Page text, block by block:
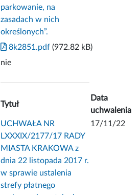
parkowanie, na
zasadach w nich
określonych”.
8k2851.pdf (972.82 kB)
nie
Tytuł
Data
uchwalenia
UCHWAŁA NR
LXXXIX/2177/17 RADY
MIASTA KRAKOWA z
dnia 22 listopada 2017 r.
w sprawie ustalenia
strefy płatnego
17/11/22